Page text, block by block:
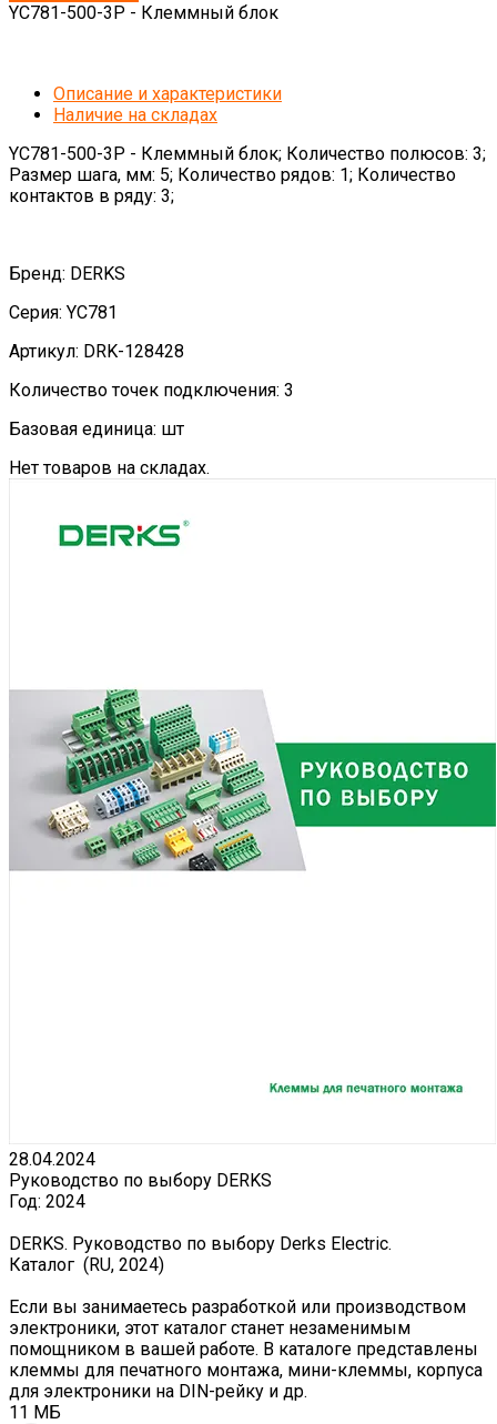
YC781-500-3P - Клеммный блок
Описание и характеристики
Наличие на складах
YC781-500-3P - Клеммный блок; Количество полюсов: 3;
Размер шага, мм: 5; Количество рядов: 1; Количество
контактов в ряду: 3;
Бренд: DERKS
Серия: YC781
Артикул: DRK-128428
Количество точек подключения: 3
Базовая единица: шт
Нет товаров на складах.
28.04.2024
Руководство по выбору DERKS
Год: 2024
DERKS. Руководство по выбору Derks Electric.
Каталог (RU, 2024)
Если вы занимаетесь разработкой или производством
электроники, этот каталог станет незаменимым
помощником в вашей работе. В каталоге представлены
клеммы для печатного монтажа, мини-клеммы, корпуса
для электроники на DIN-рейку и др.
11 МБ